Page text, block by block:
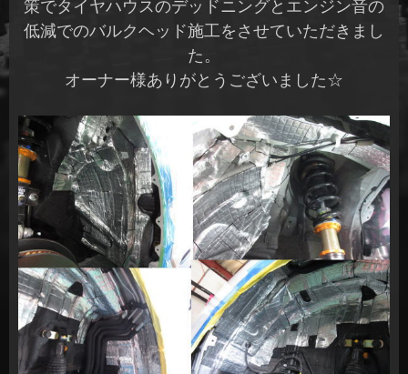
策でタイヤハウスのデッドニングとエンジン音の
低減でのバルクヘッド施工をさせていただきまし
た。
オーナー様ありがとうございました☆